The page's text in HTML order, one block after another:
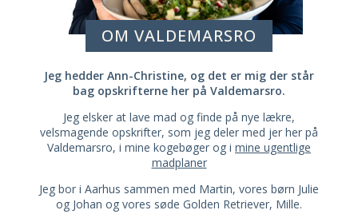
OM VALDEMARSRO
Jeg hedder Ann-Christine, og det er mig der står
bag opskrifterne her på Valdemarsro.
Jeg elsker at lave mad og finde på nye lækre,
velsmagende opskrifter, som jeg deler med jer her på
Valdemarsro, i mine kogebøger og i mine ugentlige
madplaner
Jeg bor i Aarhus sammen med Martin, vores børn Julie
og Johan og vores søde Golden Retriever, Mille.